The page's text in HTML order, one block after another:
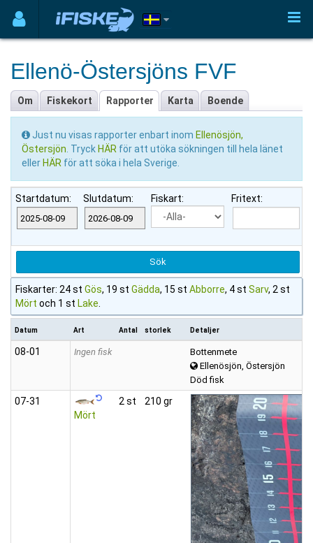
Ellenö-Östersjöns FVF
Om Fiskekort Rapporter Karta Boende
Just nu visas rapporter enbart inom Ellenösjön,
Östersjön . Tryck HÄR för att utöka sökningen till hela länet
eller HÄR för att söka i hela Sverige.
Startdatum: Slutdatum: Fiskart: Fritext:
Fiskarter: 24 st Gös, 19 st Gädda, 15 st Abborre, 4 st Sarv, 2 st
Mört och 1 st Lake
Datum Art Antal storlek Detaljer
08‑01 Ingen fisk
Bottenmete
Ellenösjön, Östersjön
Död fisk
07‑31
Mört
2 st 210 gr